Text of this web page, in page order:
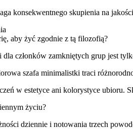
konsekwentnego skupienia na
aby żyć zgodnie z tą filozofią?
członków zamkniętych grup jest
szafa minimalistki traci
w estetyce ani kolorystyce ubioru.
życiu?
dziennie i notowania trzech